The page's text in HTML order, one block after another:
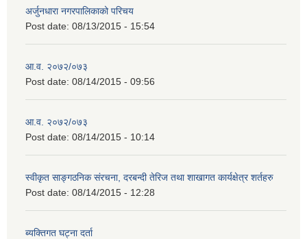
अर्जुनधारा नगरपालिकाको परिचय
Post date: 08/13/2015 - 15:54
आ.व. २०७२/०७३
Post date: 08/14/2015 - 09:56
आ.व. २०७२/०७३
Post date: 08/14/2015 - 10:14
स्वीकृत साङ्गठनिक संरचना, दरबन्दी तेरिज तथा शाखागत कार्यक्षेत्र शर्तहरु
Post date: 08/14/2015 - 12:28
ब्यक्तिगत घट्ना दर्ता